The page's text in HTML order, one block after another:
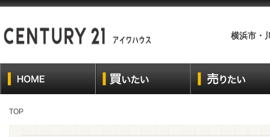
横浜市・
TOP